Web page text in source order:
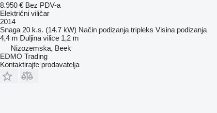
8.950 € Bez PDV-a
Električni viličar
2014
Snaga 20 k.s. (14.7 kW) Način podizanja tripleks Visina podizanja
4,4 m Duljina vilice 1,2 m
Nizozemska, Beek
EDMO Trading
Kontaktirajte prodavatelja